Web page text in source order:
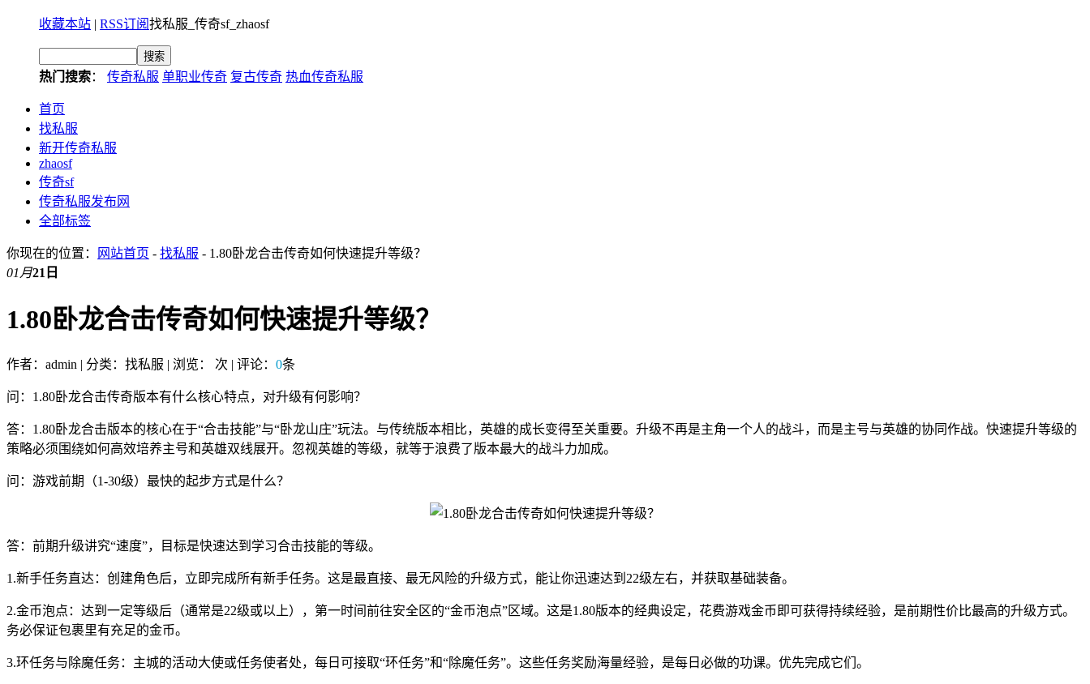
收藏本站 | RSS订阅找私服_传奇sf_zhaosf
热门搜索： 传奇私服 单职业传奇 复古传奇 热血传奇私服
首页
找私服
新开传奇私服
zhaosf
传奇sf
传奇私服发布网
全部标签
你现在的位置： 网站首页 - 找私服 - 1.80卧龙合击传奇如何快速提升等级？
01月21日
1.80卧龙合击传奇如何快速提升等级？
作者：admin | 分类：找私服 | 浏览： 次 | 评论： 0条
问：1.80卧龙合击传奇版本有什么核心特点，对升级有何影响？
答：1.80卧龙合击版本的核心在于“合击技能”与“卧龙山庄”玩法。与传统版本相比，英雄的成长变得至关重要。升级不再是主角一个人的战斗，而是主号与英雄的协同作战。快速提升等级的
策略必须围绕如何高效培养主号和英雄双线展开。忽视英雄的等级，就等于浪费了版本最大的战斗力加成。
问：游戏前期（1-30级）最快的起步方式是什么？
答：前期升级讲究“速度”，目标是快速达到学习合击技能的等级。
1.新手任务直达：创建角色后，立即完成所有新手任务。这是最直接、最无风险的升级方式，能让你迅速达到22级左右，并获取基础装备。
2.金币泡点：达到一定等级后（通常是22级或以上），第一时间前往安全区的“金币泡点”区域。这是1.80版本的经典设定，花费游戏金币即可获得持续经验，是前期性价比最高的升级方式。
务必保证包裹里有充足的金币。
3.环任务与除魔任务：主城的活动大使或任务使者处，每日可接取“环任务”和“除魔任务”。这些任务奖励海量经验，是每日必做的功课。优先完成它们。